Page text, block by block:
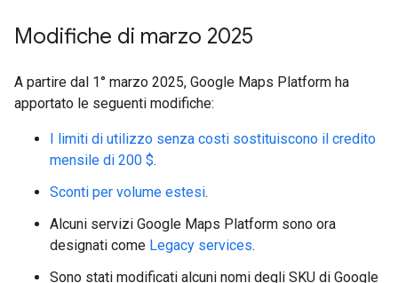
Modifiche di marzo 2025
A partire dal 1° marzo 2025, Google Maps Platform ha
apportato le seguenti modifiche:
I limiti di utilizzo senza costi sostituiscono il credito
mensile di 200 $.
Sconti per volume estesi.
Alcuni servizi Google Maps Platform sono ora
designati come Legacy services.
Sono stati modificati alcuni nomi degli SKU di Google